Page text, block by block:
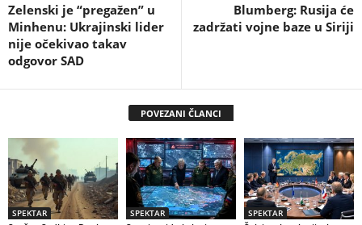
Zelenski je “pregažen” u
Minhenu: Ukrajinski lider
nije očekivao takav
odgovor SAD
Blumberg: Rusija će
zadržati vojne baze u Siriji
POVEZANI ČLANCI
SPEKTAR SPEKTAR SPEKTAR